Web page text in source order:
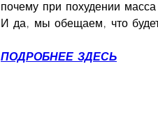
почему при похудении
И да, мы обещаем, что
ПОДРОБНЕЕ ЗДЕСЬ